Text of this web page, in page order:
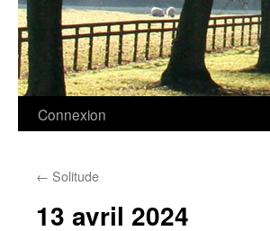
Connexion
← Solitude
13 avril 2024